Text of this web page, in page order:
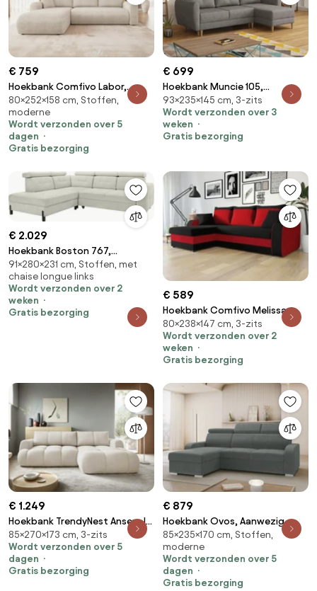
€ 759
Hoekbank Comfivo Labor,
Aanwezig, Aanwezig,
252x158x80cm, 101 kg, Poten:
Kunststof
80×252×158 cm, Stoffen,
moderne
Wordt verzonden over 5
dagen
Gratis bezorging
€ 699
Hoekbank Muncie 105,
Aanwezig, Aanwezig,
235x145x93cm, 95 kg, Poten:
Hout
93×235×145 cm, 3-zits
Wordt verzonden over 3
weken
Gratis bezorging
€ 2.029
Hoekbank Boston 767,
Aanwezig, Beige, Aanwezig,
280x231x91cm, 164 kg, Poten:
Metaal
91×280×231 cm, Stoffen, met
chaise longue links
Wordt verzonden over 2
weken
Gratis bezorging
€ 589
Hoekbank Comfivo Melissa,
Aanwezig, Aanwezig,
238x147x80cm, 106 kg, Poten:
Kunststof
80×238×147 cm, 3-zits
Wordt verzonden over 2
weken
Gratis bezorging
€ 1.249
Hoekbank TrendyNest Ansera I,
Aanwezig, Aanwezig,
270x173x85cm, 129 kg, Poten:
Kunststof
85×270×173 cm, 3-zits
Wordt verzonden over 5
dagen
Gratis bezorging
€ 879
Hoekbank Ovos, Aanwezig,
Aanwezig, 235x170x85cm, 131.5
kg, Poten: Kunststof, Hout,
Hout: Grenen
85×235×170 cm, Stoffen,
moderne
Wordt verzonden over 5
dagen
Gratis bezorging